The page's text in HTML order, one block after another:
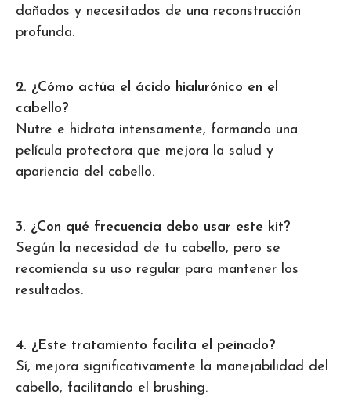
dañados y necesitados de una reconstrucción
profunda.
2. ¿Cómo actúa el ácido hialurónico en el
cabello?
Nutre e hidrata intensamente, formando una
película protectora que mejora la salud y
apariencia del cabello.
3. ¿Con qué frecuencia debo usar este kit?
Según la necesidad de tu cabello, pero se
recomienda su uso regular para mantener los
resultados.
4. ¿Este tratamiento facilita el peinado?
Sí, mejora significativamente la manejabilidad del
cabello, facilitando el brushing.